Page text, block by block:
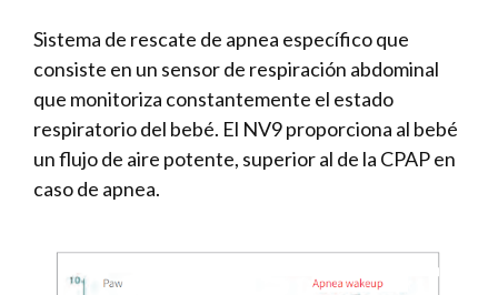
Sistema de rescate de apnea específico que
consiste en un sensor de respiración abdominal
que monitoriza constantemente el estado
respiratorio del bebé. El NV9 proporciona al bebé
un flujo de aire potente, superior al de la CPAP en
caso de apnea.